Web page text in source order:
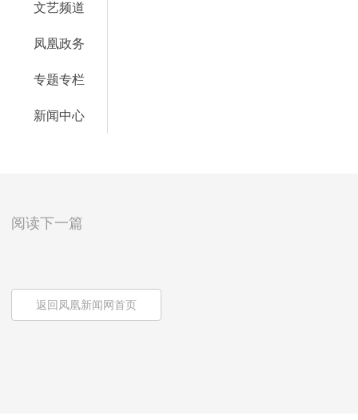
文艺频道
凤凰政务
专题专栏
新闻中心
阅读下一篇
返回凤凰新闻网首页